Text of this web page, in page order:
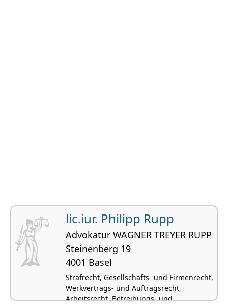
lic.iur. Philipp Rupp
Advokatur WAGNER TREYER RUPP
Steinenberg 19
4001 Basel
Strafrecht, Gesellschafts- und Firmenrecht,
Werkvertrags- und Auftragsrecht,
Arbeitsrecht, Betreibungs- und